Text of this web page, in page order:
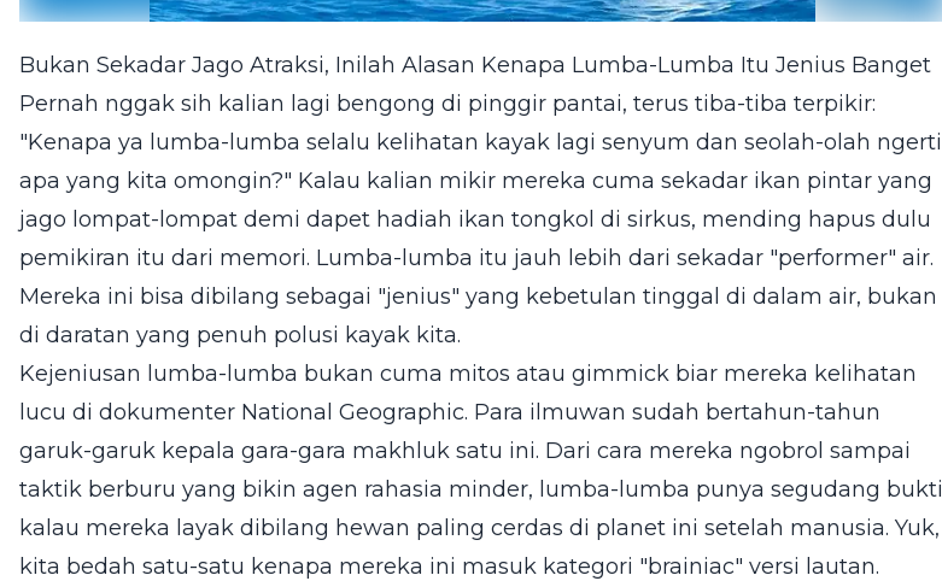
Bukan Sekadar Jago Atraksi, Inilah Alasan Kenapa Lumba-Lumba Itu Jenius Banget
Pernah nggak sih kalian lagi bengong di pinggir pantai, terus tiba-tiba terpikir:
"Kenapa ya lumba-lumba selalu kelihatan kayak lagi senyum dan seolah-olah ngerti
apa yang kita omongin?" Kalau kalian mikir mereka cuma sekadar ikan pintar yang
jago lompat-lompat demi dapet hadiah ikan tongkol di sirkus, mending hapus dulu
pemikiran itu dari memori. Lumba-lumba itu jauh lebih dari sekadar "performer" air.
Mereka ini bisa dibilang sebagai "jenius" yang kebetulan tinggal di dalam air, bukan
di daratan yang penuh polusi kayak kita.
Kejeniusan lumba-lumba bukan cuma mitos atau gimmick biar mereka kelihatan
lucu di dokumenter National Geographic. Para ilmuwan sudah bertahun-tahun
garuk-garuk kepala gara-gara makhluk satu ini. Dari cara mereka ngobrol sampai
taktik berburu yang bikin agen rahasia minder, lumba-lumba punya segudang bukti
kalau mereka layak dibilang hewan paling cerdas di planet ini setelah manusia. Yuk,
kita bedah satu-satu kenapa mereka ini masuk kategori "brainiac" versi lautan.